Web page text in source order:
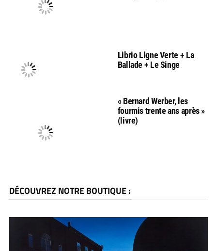
Librio Ligne Verte + La
Ballade + Le Singe
« Bernard Werber, les
fourmis trente ans après »
(livre)
DÉCOUVREZ NOTRE BOUTIQUE :